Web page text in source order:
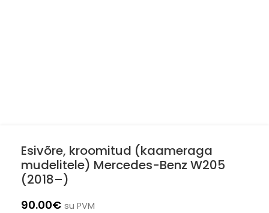
Esivõre, kroomitud (kaameraga
mudelitele) Mercedes-Benz W205
(2018–)
90.00€ su PVM